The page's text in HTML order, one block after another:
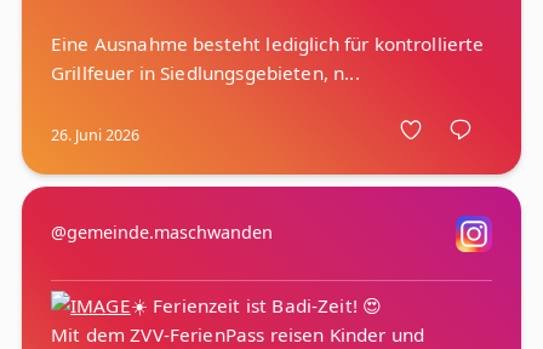
Eine Ausnahme besteht lediglich für kontrollierte
26. Juni 2026
@gemeinde.maschwanden
☀️ Ferienzeit ist Badi-Zeit! 😍
Mit dem ZVV-FerienPass reisen Kinder und